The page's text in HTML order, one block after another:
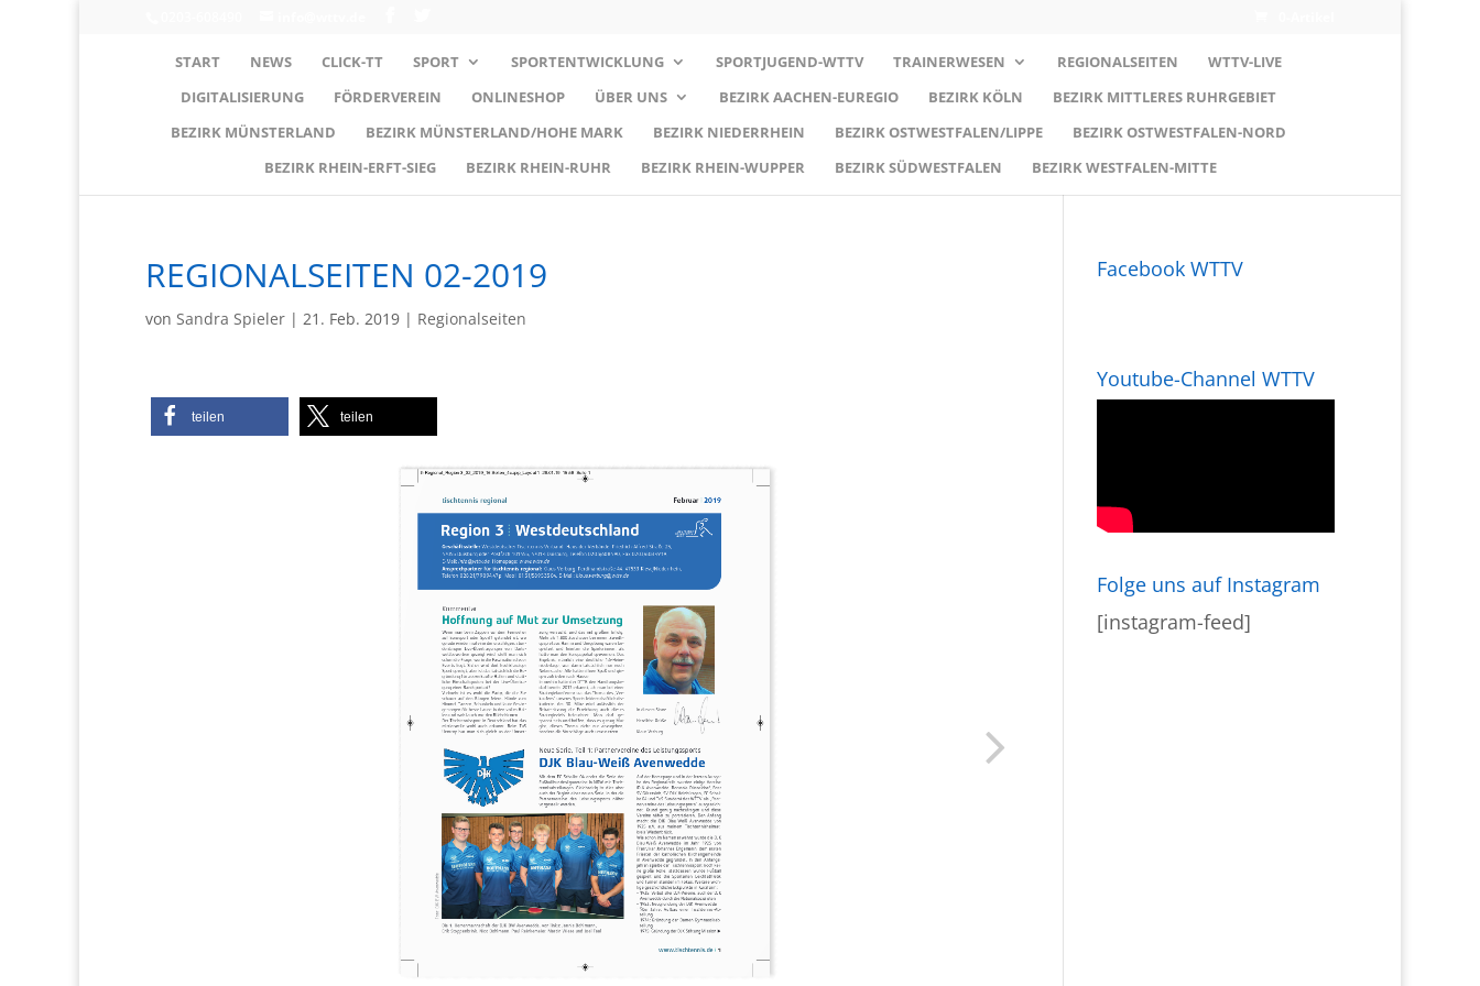
START NEWS CLICK-TT SPORT SPORTENTWICKLUNG SPORTJUGEND-WTTV TRAINERWESEN REGIONALSEITEN
WTTV-LIVE
DIGITALISIERUNG
FÖRDERVEREIN ONLINESHOP ÜBER UNS BEZIRK AACHEN-EUREGIO BEZIRK KÖLN
BEZIRK MITTLERES RUHRGEBIET
BEZIRK MÜNSTERLAND
BEZIRK MÜNSTERLAND/HOHE MARK BEZIRK NIEDERRHEIN BEZIRK OSTWESTFALEN/LIPPE
BEZIRK OSTWESTFALEN-NORD
BEZIRK RHEIN-ERFT-SIEG
BEZIRK RHEIN-RUHR BEZIRK RHEIN-WUPPER BEZIRK SÜDWESTFALEN BEZIRK WESTFALEN-MITTE
REGIONALSEITEN 02-2019
von Sandra Spieler | 21. Feb. 2019 | Regionalseiten
teilen teilen
Facebook WTTV
Youtube-Channel WTTV
Folge uns auf Instagram
[instagram-feed]